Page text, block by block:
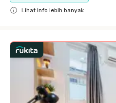
Lihat info lebih banyak